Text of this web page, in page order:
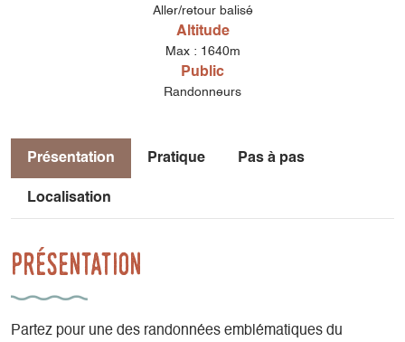
Aller/retour balisé
Altitude
Max : 1640m
Public
Randonneurs
Présentation Pratique Pas à pas
Localisation
Présentation
Partez pour une des randonnées emblématiques du